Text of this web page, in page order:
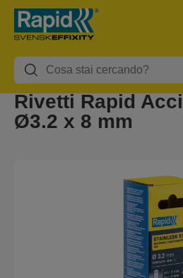
Rivetti Rapid
Ø3.2 x 8 mm